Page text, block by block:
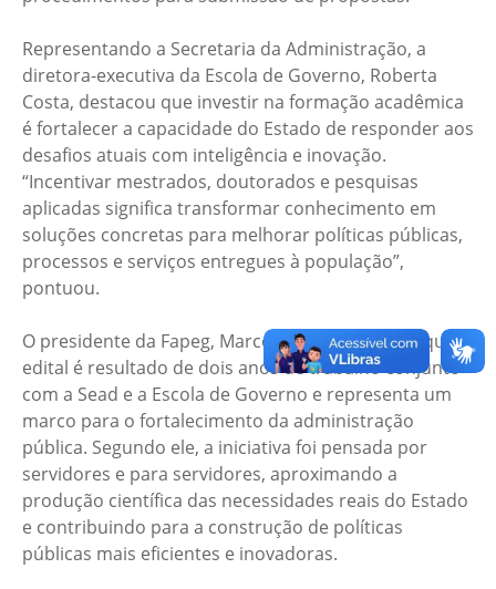
Representando a Secretaria da Administração, a
diretora-executiva da Escola de Governo, Roberta
Costa, destacou que investir na formação acadêmica
é fortalecer a capacidade do Estado de responder aos
desafios atuais com inteligência e inovação.
“Incentivar mestrados, doutorados e pesquisas
aplicadas significa transformar conhecimento em
soluções concretas para melhorar políticas públicas,
processos e serviços entregues à população”,
pontuou.
O presidente da Fapeg, Marcos Arriel, ressaltou que o
edital é resultado de dois anos de trabalho conjunto
com a Sead e a Escola de Governo e representa um
marco para o fortalecimento da administração
pública. Segundo ele, a iniciativa foi pensada por
servidores e para servidores, aproximando a
produção científica das necessidades reais do Estado
e contribuindo para a construção de políticas
públicas mais eficientes e inovadoras.